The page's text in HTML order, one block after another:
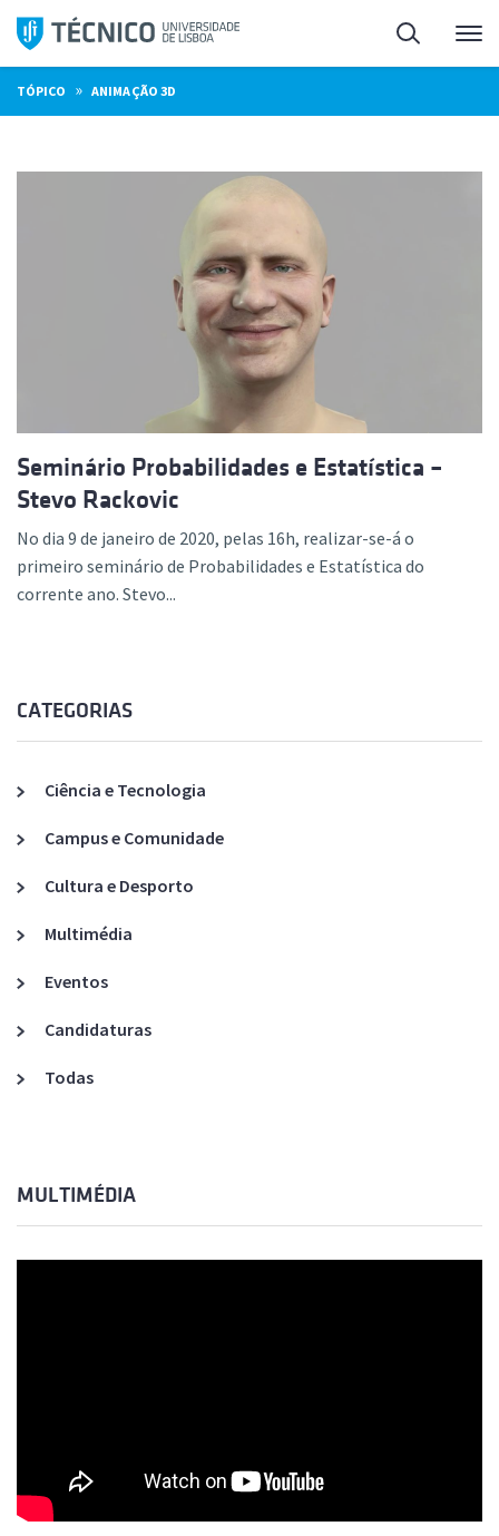
Saltar
para
o
conteúdo
Pesquisa
TÓPICO » ANIMAÇÃO 3D
Seminário Probabilidades e Estatística –
Stevo Rackovic
No dia 9 de janeiro de 2020, pelas 16h, realizar-se-á o
primeiro seminário de Probabilidades e Estatística do
corrente ano. Stevo...
CATEGORIAS
Ciência e Tecnologia
Campus e Comunidade
Cultura e Desporto
Multimédia
Eventos
Candidaturas
Todas
MULTIMÉDIA